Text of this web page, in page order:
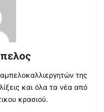
της
και όλα τα νέα από
κρασιού.